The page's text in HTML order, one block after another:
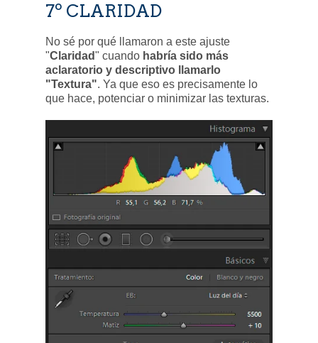
7º CLARIDAD
No sé por qué llamaron a este ajuste
"Claridad" cuando habría sido más
aclaratorio y descriptivo llamarlo
"Textura". Ya que eso es precisamente lo
que hace, potenciar o minimizar las texturas.